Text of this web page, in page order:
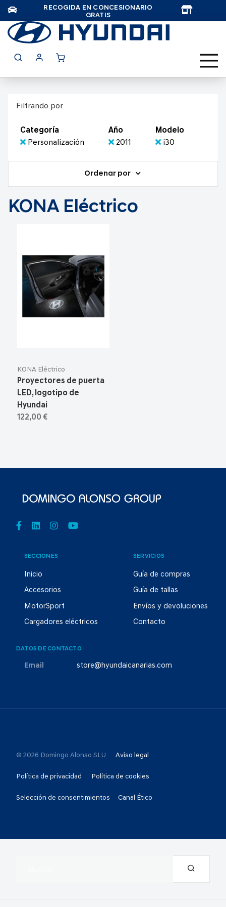
RECOGIDA EN CONCESIONARIO
GRATIS
Filtrando por
Categoría
Personalización
Año
2011
Modelo
i30
Ordenar por
KONA Eléctrico
KONA Eléctrico
Proyectores de puerta
LED, logotipo de
Hyundai
122,00 €
SECCIONES
Inicio
Accesorios
MotorSport
Cargadores eléctricos
SERVICIOS
Guía de compras
Guía de tallas
Envíos y devoluciones
Contacto
DATOS DE CONTACTO
Email store@hyundaicanarias.com
© 2026 Domingo Alonso SLU Aviso legal
Política de privacidad Política de cookies
Selección de consentimientos Canal Ético